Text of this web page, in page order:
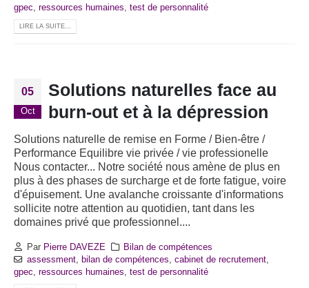
gpec, ressources humaines, test de personnalité
LIRE LA SUITE...
05
Oct
Solutions naturelles face au
burn-out et à la dépression
Solutions naturelle de remise en Forme / Bien-être /
Performance Equilibre vie privée / vie professionelle
Nous contacter... Notre société nous amène de plus en
plus à des phases de surcharge et de forte fatigue, voire
d'épuisement. Une avalanche croissante d'informations
sollicite notre attention au quotidien, tant dans les
domaines privé que professionnel....
Par Pierre DAVEZE
Bilan de compétences
assessment, bilan de compétences, cabinet de recrutement,
gpec, ressources humaines, test de personnalité